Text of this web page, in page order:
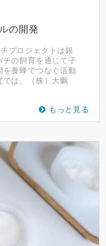
の開発
プロジェクトは銀
の飼育を通じて子
養蜂でつなぐ活動
は、（株）大鵬
もっと見る